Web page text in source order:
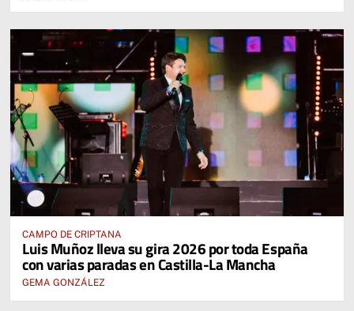
CAMPO DE CRIPTANA
Luis Muñoz lleva su gira 2026 por toda España
con varias paradas en Castilla-La Mancha
GEMA GONZÁLEZ